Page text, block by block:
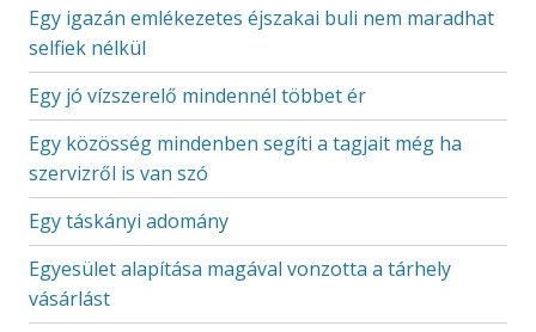
Egy igazán emlékezetes éjszakai buli nem maradhat
selfiek nélkül
Egy jó vízszerelő mindennél többet ér
Egy közösség mindenben segíti a tagjait még ha
szervizről is van szó
Egy táskányi adomány
Egyesület alapítása magával vonzotta a tárhely
vásárlást